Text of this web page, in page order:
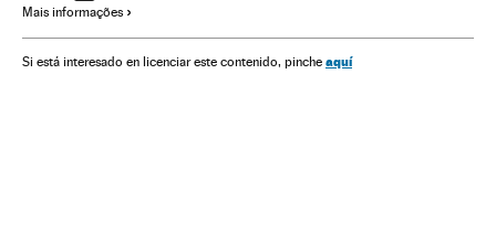
Literatura
Mais informações
Si está interesado en licenciar este contenido, pinche aquí